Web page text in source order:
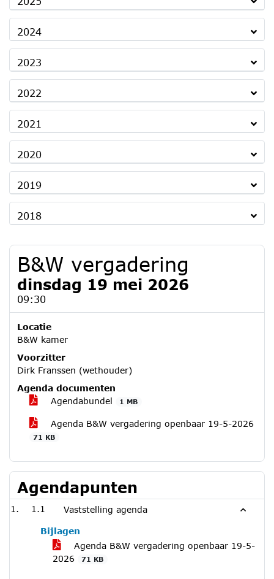
2024
2023
2022
2021
2020
2019
2018
B&W vergadering
dinsdag 19 mei 2026
09:30
Locatie
B&W kamer
Voorzitter
Dirk Franssen (wethouder)
Agenda documenten
Agendabundel
1 MB
Agenda B&W vergadering openbaar 19-5-2026
71 KB
Agendapunten
1.1 Vaststelling agenda
Bijlagen
Agenda B&W vergadering openbaar 19-5-
2026
71 KB